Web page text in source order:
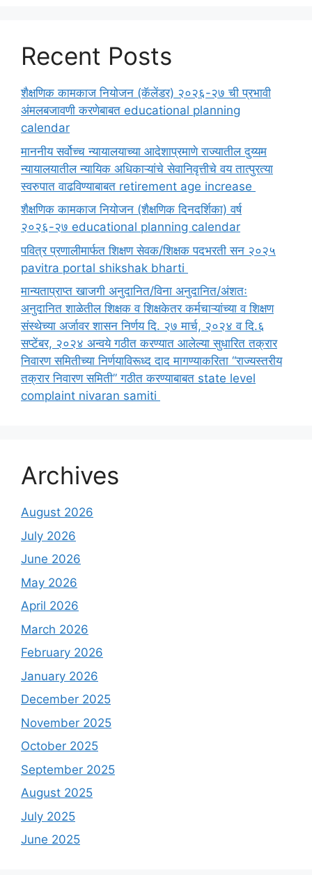
Recent Posts
शैक्षणिक कामकाज नियोजन (कॅलेंडर) २०२६-२७ ची प्रभावी
अंमलबजावणी करणेबाबत educational planning
calendar
माननीय सर्वोच्च न्यायालयाच्या आदेशाप्रमाणे राज्यातील दुय्यम
न्यायालयातील न्यायिक अधिकाऱ्यांचे सेवानिवृत्तीचे वय तात्पुरत्या
स्वरुपात वाढविण्याबाबत retirement age increase
शैक्षणिक कामकाज नियोजन (शैक्षणिक दिनदर्शिका) वर्ष
२०२६-२७ educational planning calendar
पवित्र प्रणालीमार्फत शिक्षण सेवक/शिक्षक पदभरती सन २०२५
pavitra portal shikshak bharti
मान्यताप्राप्त खाजगी अनुदानित/विना अनुदानित/अंशतः
अनुदानित शाळेतील शिक्षक व शिक्षकेतर कर्मचाऱ्यांच्या व शिक्षण
संस्थेच्या अर्जावर शासन निर्णय दि. २७ मार्च, २०२४ व दि.६
सप्टेंबर, २०२४ अन्वये गठीत करण्यात आलेल्या सुधारित तक्रार
निवारण समितीच्या निर्णयाविरूध्द दाद मागण्याकरिता “राज्यस्तरीय
तक्रार निवारण समिती” गठीत करण्याबाबत state level
complaint nivaran samiti
Archives
August 2026
July 2026
June 2026
May 2026
April 2026
March 2026
February 2026
January 2026
December 2025
November 2025
October 2025
September 2025
August 2025
July 2025
June 2025